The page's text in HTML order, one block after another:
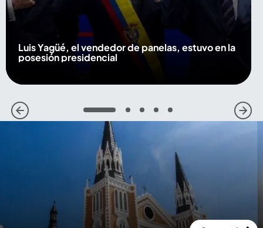
Luis Yagüé, el vendedor de panelas, estuvo en la
posesión presidencial
1 2 3 4 5